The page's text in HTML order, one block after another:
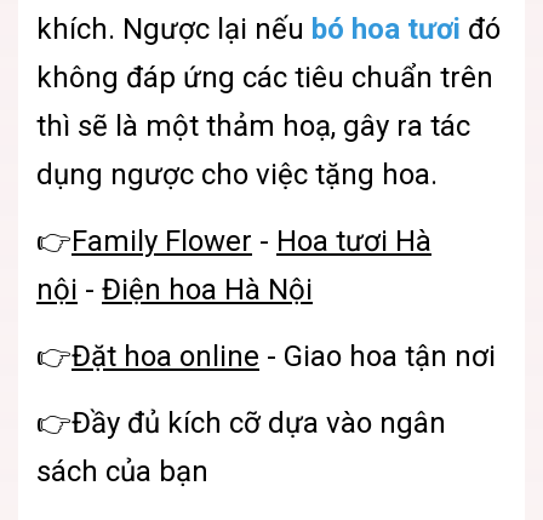
khích. Ngược lại nếu bó hoa tươi đó
không đáp ứng các tiêu chuẩn trên
thì sẽ là một thảm hoạ, gây ra tác
dụng ngược cho việc tặng hoa.
👉Family Flower - Hoa tươi Hà
nội - Điện hoa Hà Nội
👉Đặt hoa online - Giao hoa tận nơi
👉Đầy đủ kích cỡ dựa vào ngân
sách của bạn